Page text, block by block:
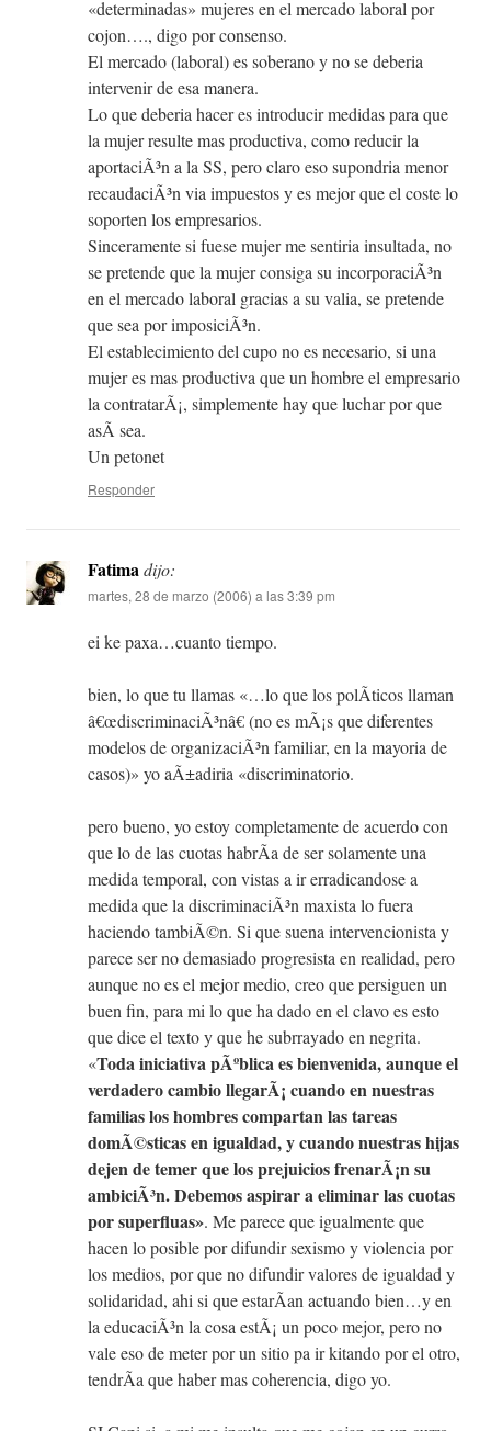
«determinadas» mujeres en el mercado laboral por
cojon…., digo por consenso.
El mercado (laboral) es soberano y no se deberia
intervenir de esa manera.
Lo que deberia hacer es introducir medidas para que
la mujer resulte mas productiva, como reducir la
aportaciÃ³n a la SS, pero claro eso supondria menor
recaudaciÃ³n via impuestos y es mejor que el coste lo
soporten los empresarios.
Sinceramente si fuese mujer me sentiria insultada, no
se pretende que la mujer consiga su incorporaciÃ³n
en el mercado laboral gracias a su valia, se pretende
que sea por imposiciÃ³n.
El establecimiento del cupo no es necesario, si una
mujer es mas productiva que un hombre el empresario
la contratarÃ¡, simplemente hay que luchar por que
asÃ­ sea.
Un petonet
Responder
Fatimadijo:
martes, 28 de marzo (2006) a las 3:39 pm
ei ke paxa…cuanto tiempo.
bien, lo que tu llamas «…lo que los polÃ­ticos llaman
â€œdiscriminaciÃ³nâ€ (no es mÃ¡s que diferentes
modelos de organizaciÃ³n familiar, en la mayoria de
casos)» yo aÃ±adiria «discriminatorio.
pero bueno, yo estoy completamente de acuerdo con
que lo de las cuotas habrÃ­a de ser solamente una
medida temporal, con vistas a ir erradicandose a
medida que la discriminaciÃ³n maxista lo fuera
haciendo tambiÃ©n. Si que suena intervencionista y
parece ser no demasiado progresista en realidad, pero
aunque no es el mejor medio, creo que persiguen un
buen fin, para mi lo que ha dado en el clavo es esto
que dice el texto y que he subrrayado en negrita.
«Toda iniciativa pÃºblica es bienvenida, aunque el
verdadero cambio llegarÃ¡ cuando en nuestras
familias los hombres compartan las tareas
domÃ©sticas en igualdad, y cuando nuestras hijas
dejen de temer que los prejuicios frenarÃ¡n su
ambiciÃ³n. Debemos aspirar a eliminar las cuotas
por superfluas». Me parece que igualmente que
hacen lo posible por difundir sexismo y violencia por
los medios, por que no difundir valores de igualdad y
solidaridad, ahi si que estarÃ­an actuando bien…y en
la educaciÃ³n la cosa estÃ¡ un poco mejor, pero no
vale eso de meter por un sitio pa ir kitando por el otro,
tendrÃ­a que haber mas coherencia, digo yo.